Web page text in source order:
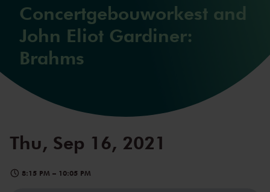
Concertgebouworkest and
John Eliot Gardiner:
Brahms
Thu, Sep 16, 2021
8:15 PM – 10:05 PM